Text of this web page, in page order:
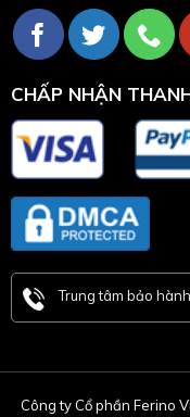
CHẤP NHẬN
Trung tâm bảo
Công ty Cổ phần Ferino